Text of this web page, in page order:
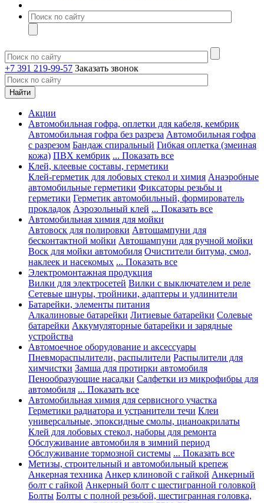
+7 391 219-99-57 Заказать звонок
Акции
Автомобильная гофра, оплетки для кабеля, кембрик
Автомобильная гофра без разреза Автомобильная гофра
с разрезом Бандаж спиральный Гибкая оплетка (змеиная
кожа) ПВХ кембрик ... Показать все
Клей, клеевые составы, герметики
Клей-герметик для лобовых стекол и химия Анаэробные
автомобильные герметики Фиксаторы резьбы и
герметики Герметик автомобильный, формирователь
прокладок Аэрозольный клей ... Показать все
Автомобильная химия для мойки
Автовоск для полировки Автошампуни для
бесконтактной мойки Автошампуни для ручной мойки
Воск для мойки автомобиля Очистители битума, смол,
наклеек и насекомых ... Показать все
Электромонтажная продукция
Вилки для электросетей Вилки с выключателем и реле
Сетевые шнуры, тройники, адаптеры и удлинители
Батарейки, элементы питания
Алкалиновые батарейки Литиевые батарейки Солевые
батарейки Аккумуляторные батарейки и зарядные
устройства
Автомоечное оборудование и аксессуары
Пневмораспылители, распылители Распылители для
химчистки Замша для протирки автомобиля
Пенообразующие насадки Салфетки из микрофибры для
автомобиля ... Показать все
Автомобильная химия для сервисного участка
Герметики радиатора и устранители течи Клеи
универсальные, эпоксидные смолы, цианоакрилаты
Клей для лобовых стекол, наборы для ремонта
Обслуживание автомобиля в зимний период
Обслуживание тормозной системы ... Показать все
Метизы, строительный и автомобильный крепеж
Анкерная техника Анкер клиновой с гайкой Анкерный
болт с гайкой Анкерный болт с шестигранной головкой
Болты Болты с полной резьбой, шестигранная головка,